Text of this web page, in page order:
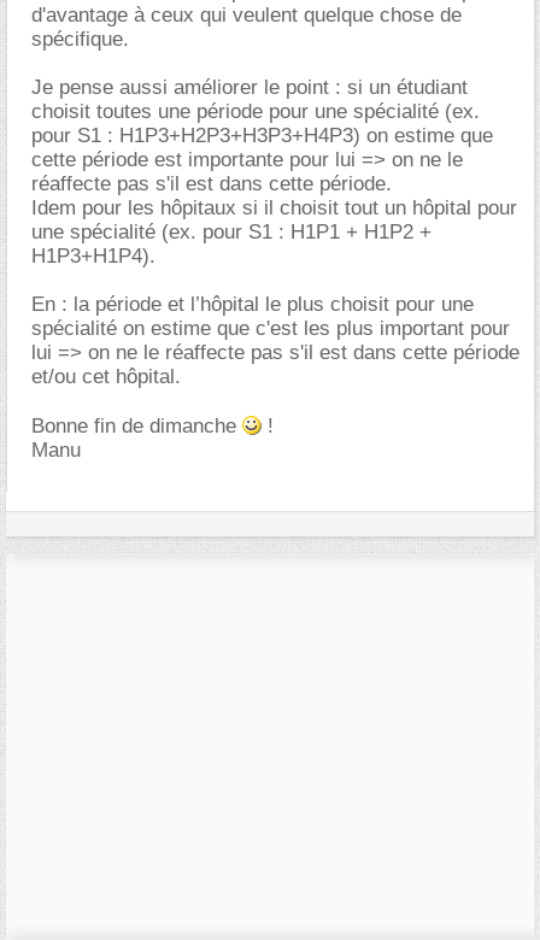
d'avantage à ceux qui veulent quelque chose de
spécifique.
Je pense aussi améliorer le point : si un étudiant
choisit toutes une période pour une spécialité (ex.
pour S1 : H1P3+H2P3+H3P3+H4P3) on estime que
cette période est importante pour lui => on ne le
réaffecte pas s'il est dans cette période.
Idem pour les hôpitaux si il choisit tout un hôpital pour
une spécialité (ex. pour S1 : H1P1 + H1P2 +
H1P3+H1P4).
En : la période et l’hôpital le plus choisit pour une
spécialité on estime que c'est les plus important pour
lui => on ne le réaffecte pas s'il est dans cette période
et/ou cet hôpital.
Bonne fin de dimanche
!
Manu